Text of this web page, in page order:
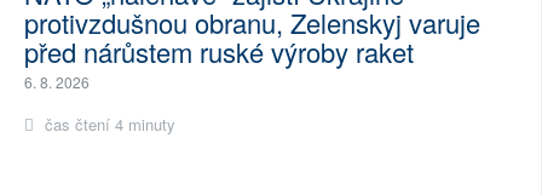
protivzdušnou obranu, Zelenskyj varuje
před nárůstem ruské výroby raket
6. 8. 2026
čas čtení 4 minuty